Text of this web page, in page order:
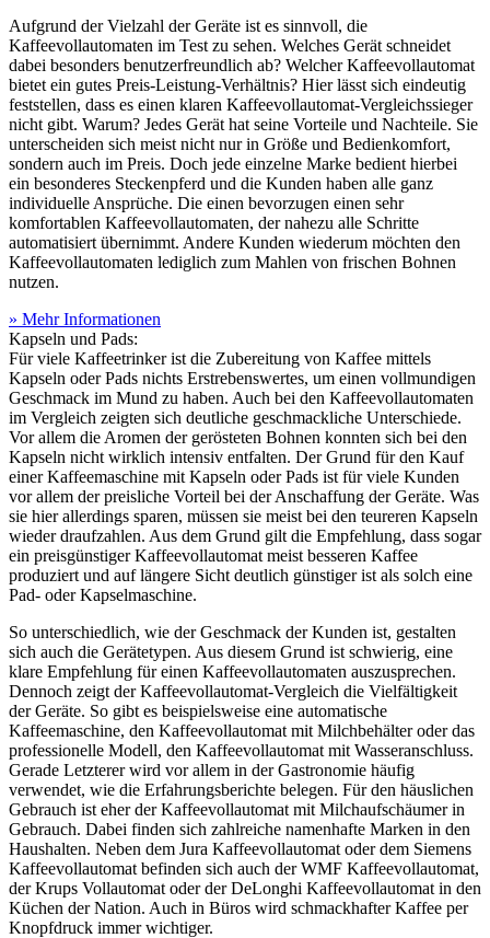
Aufgrund der Vielzahl der Geräte ist es sinnvoll, die
Kaffeevollautomaten im Test zu sehen. Welches Gerät schneidet
dabei besonders benutzerfreundlich ab? Welcher Kaffeevollautomat
bietet ein gutes Preis-Leistung-Verhältnis? Hier lässt sich eindeutig
feststellen, dass es einen klaren Kaffeevollautomat-Vergleichssieger
nicht gibt. Warum? Jedes Gerät hat seine Vorteile und Nachteile. Sie
unterscheiden sich meist nicht nur in Größe und Bedienkomfort,
sondern auch im Preis. Doch jede einzelne Marke bedient hierbei
ein besonderes Steckenpferd und die Kunden haben alle ganz
individuelle Ansprüche. Die einen bevorzugen einen sehr
komfortablen Kaffeevollautomaten, der nahezu alle Schritte
automatisiert übernimmt. Andere Kunden wiederum möchten den
Kaffeevollautomaten lediglich zum Mahlen von frischen Bohnen
nutzen.
» Mehr Informationen
Kapseln und Pads:
Für viele Kaffeetrinker ist die Zubereitung von Kaffee mittels
Kapseln oder Pads nichts Erstrebenswertes, um einen vollmundigen
Geschmack im Mund zu haben. Auch bei den Kaffeevollautomaten
im Vergleich zeigten sich deutliche geschmackliche Unterschiede.
Vor allem die Aromen der gerösteten Bohnen konnten sich bei den
Kapseln nicht wirklich intensiv entfalten. Der Grund für den Kauf
einer Kaffeemaschine mit Kapseln oder Pads ist für viele Kunden
vor allem der preisliche Vorteil bei der Anschaffung der Geräte. Was
sie hier allerdings sparen, müssen sie meist bei den teureren Kapseln
wieder draufzahlen. Aus dem Grund gilt die Empfehlung, dass sogar
ein preisgünstiger Kaffeevollautomat meist besseren Kaffee
produziert und auf längere Sicht deutlich günstiger ist als solch eine
Pad- oder Kapselmaschine.
So unterschiedlich, wie der Geschmack der Kunden ist, gestalten
sich auch die Gerätetypen. Aus diesem Grund ist schwierig, eine
klare Empfehlung für einen Kaffeevollautomaten auszusprechen.
Dennoch zeigt der Kaffeevollautomat-Vergleich die Vielfältigkeit
der Geräte. So gibt es beispielsweise eine automatische
Kaffeemaschine, den Kaffeevollautomat mit Milchbehälter oder das
professionelle Modell, den Kaffeevollautomat mit Wasseranschluss.
Gerade Letzterer wird vor allem in der Gastronomie häufig
verwendet, wie die Erfahrungsberichte belegen. Für den häuslichen
Gebrauch ist eher der Kaffeevollautomat mit Milchaufschäumer in
Gebrauch. Dabei finden sich zahlreiche namenhafte Marken in den
Haushalten. Neben dem Jura Kaffeevollautomat oder dem Siemens
Kaffeevollautomat befinden sich auch der WMF Kaffeevollautomat,
der Krups Vollautomat oder der DeLonghi Kaffeevollautomat in den
Küchen der Nation. Auch in Büros wird schmackhafter Kaffee per
Knopfdruck immer wichtiger.